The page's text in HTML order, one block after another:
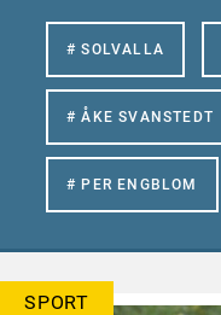
# SOLVALLA
# ÅKE SVANSTEDT
# PER ENGBLOM
SPORT